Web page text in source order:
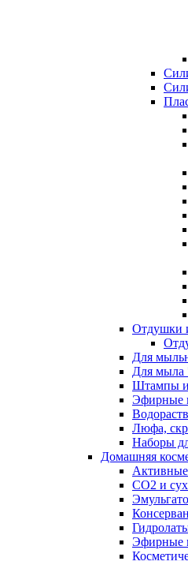
Отдушки
Для
Для мыла
Штампы и
Эфирные
Люфа,
Наборы
Домашняя
СО2 и
Эфирные